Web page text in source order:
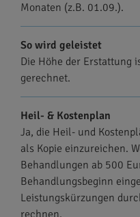
Monaten (z.B. 01.09.).
So wird geleistet
Die Höhe der Erstattung
gerechnet.
Heil- & Kostenplan
Ja, die Heil- und
als Kopie einzureichen.
Behandlungen ab 500
Behandlungsbeginn
Leistungskürzungen
rechnen.